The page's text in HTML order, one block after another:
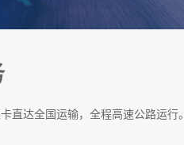
直达全国运输，全程高速公路运行。